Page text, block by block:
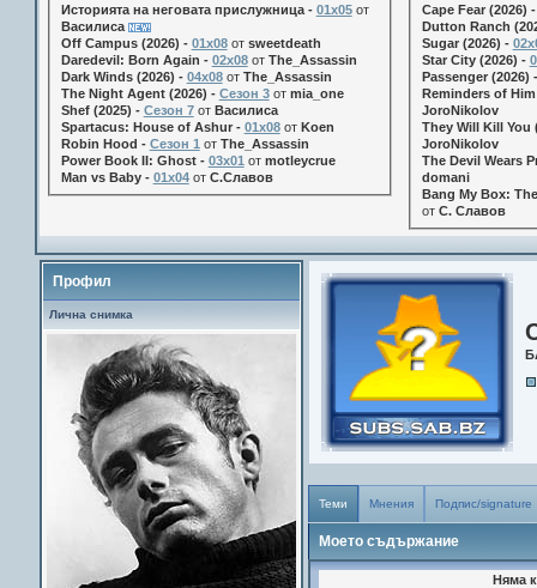
Историята на неговата прислужница - 01х05от
Василиса
Off Campus (2026) - 01x08от sweetdeath
Daredevil: Born Again - 02x08от The_Assassin
Dark Winds (2026) - 04x08от The_Assassin
The Night Agent (2026) - Сезон 3от mia_one
Shef (2025) - Сезон 7от Василиса
Spartacus: House of Ashur - 01x08от Koen
Robin Hood - Сезон 1 от The_Assassin
Power Book II: Ghost - 03x01 от motleycrue
Man vs Baby - 01x04от С.Славов
Cape Fear (2026)
Dutton Ranch
Sugar (2026) -
Star City (2026) -
Passenger (2026)
Reminders of
JoroNikolov
They Will Kill You
JoroNikolov
The Devil Wears
domani
Bang My Box:
от С. Славов
Профил
Лична снимка
Теми Мнения Подпис/signature
Моето съдържание
Няма